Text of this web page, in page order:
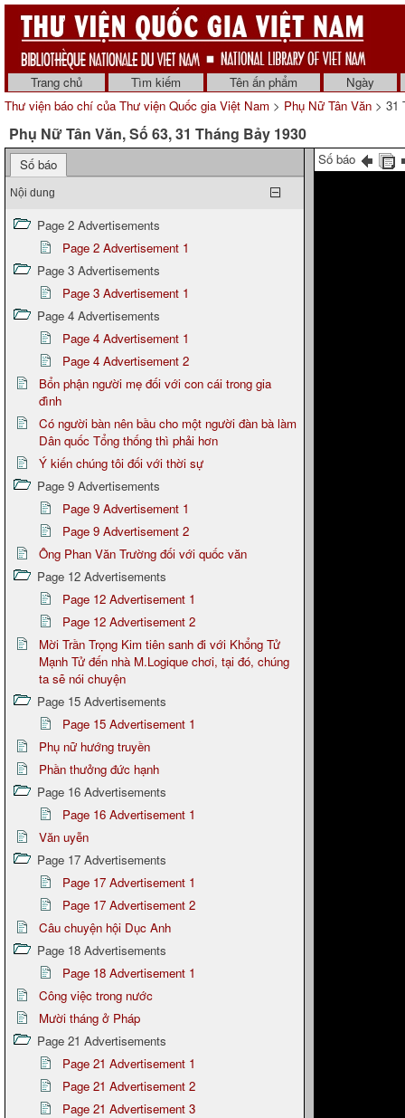
Trang chủ Tìm kiếm Tên ấn phẩm
Ngày
Thư viện báo chí của Thư viện Quốc gia Việt Nam > Phụ Nữ Tân Văn > 31
Phụ Nữ Tân Văn, Số 63, 31 Tháng Bảy 1930
Số báo
Nội dung
Page 2 Advertisements
Page 2 Advertisement 1
Page 3 Advertisements
Page 3 Advertisement 1
Page 4 Advertisements
Page 4 Advertisement 1
Page 4 Advertisement 2
Bổn phận người mẹ đối với con cái trong gia
đình
Có người bàn nên bầu cho một người đàn bà làm
Dân quốc Tổng thống thì phải hơn
Ý kiến chúng tôi đối với thời sự
Page 9 Advertisements
Page 9 Advertisement 1
Page 9 Advertisement 2
Ông Phan Văn Trường đối với quốc văn
Page 12 Advertisements
Page 12 Advertisement 1
Page 12 Advertisement 2
Mời Trần Trọng Kim tiên sanh đi với Khổng Tử
Mạnh Tử đến nhà M.Logique chơi, tại đó, chúng
ta sẽ nói chuyện
Page 15 Advertisements
Page 15 Advertisement 1
Phụ nữ hướng truyền
Phần thưởng đức hạnh
Page 16 Advertisements
Page 16 Advertisement 1
Văn uyễn
Page 17 Advertisements
Page 17 Advertisement 1
Page 17 Advertisement 2
Câu chuyện hội Dục Anh
Page 18 Advertisements
Page 18 Advertisement 1
Công việc trong nước
Mười tháng ở Pháp
Page 21 Advertisements
Page 21 Advertisement 1
Page 21 Advertisement 2
Page 21 Advertisement 3
Số báo